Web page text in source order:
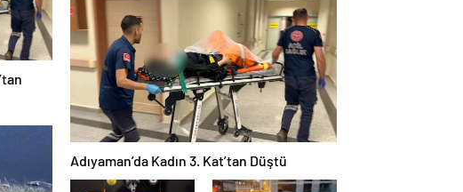
Mesajı
Adıyaman’da Kadın 3. Kat’tan Düştü